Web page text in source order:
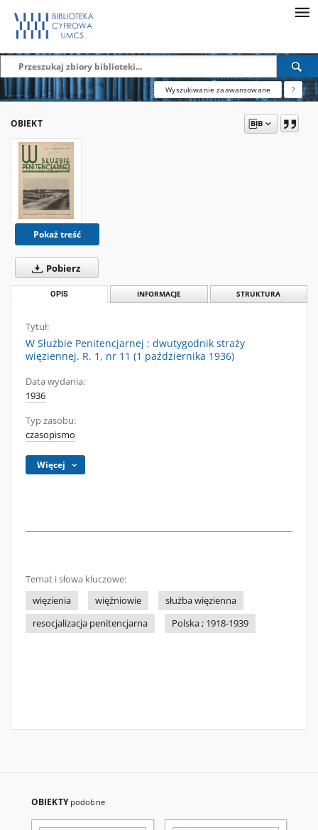
Wyszukiwanie zaawansowane ?
OBIEKT
Pokaż treść
Pobierz
OPIS INFORMACJE STRUKTURA
Tytuł:
W Służbie Penitencjarnej : dwutygodnik straży
więziennej. R. 1, nr 11 (1 października 1936)
Data wydania:
1936
Typ zasobu:
czasopismo
Więcej
Temat i słowa kluczowe:
więzienia
więźniowie
służba więzienna
resocjalizacja penitencjarna
Polska ; 1918-1939
OBIEKTY podobne